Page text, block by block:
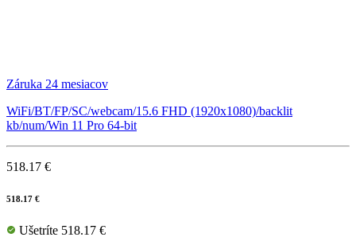
Záruka 24 mesiacov
WiFi/BT/FP/SC/webcam/15.6 FHD (1920x1080)/backlit
kb/num/Win 11 Pro 64-bit
518.17 €
518.17 €
Ušetríte 518.17 €